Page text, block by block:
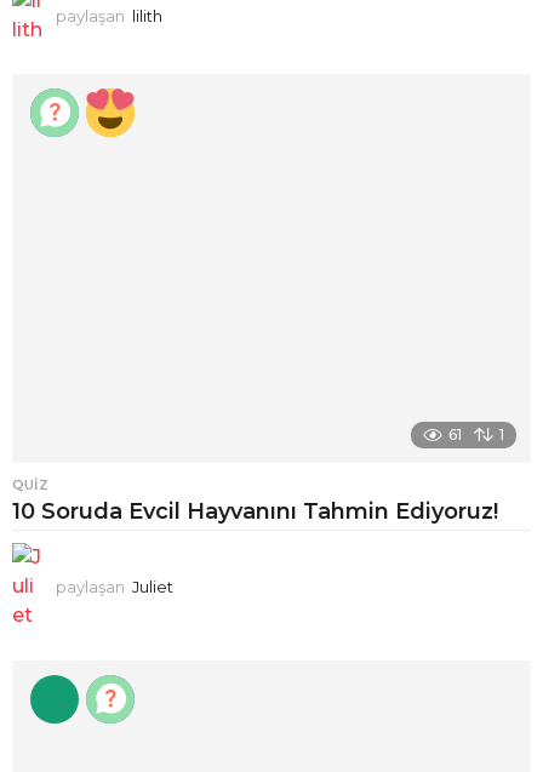
paylaşan lilith
61 1
QUIZ
10 Soruda Evcil Hayvanını Tahmin Ediyoruz!
paylaşan Juliet